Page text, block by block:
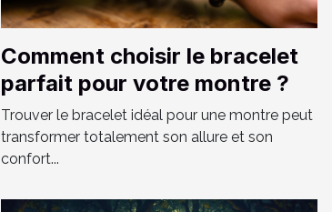
Comment choisir le bracelet
parfait pour votre montre ?
Trouver le bracelet idéal pour une montre peut
transformer totalement son allure et son
confort...